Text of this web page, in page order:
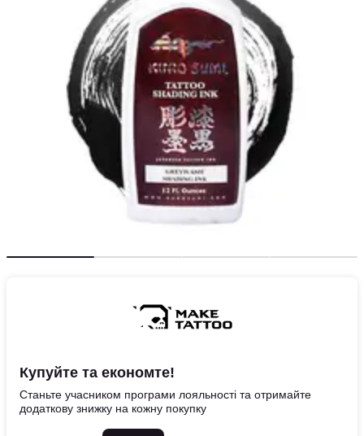
Купуйте та економте!
Станьте учасником програми лояльності та отримайте
додаткову знижку на кожну покупку